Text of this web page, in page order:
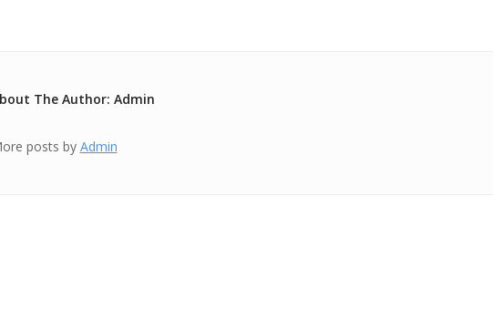
The Author: Admin
posts by Admin